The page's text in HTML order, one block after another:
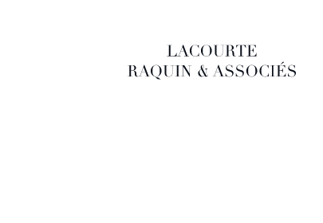
LACOURTE RAQUIN & ASSOCIÉS